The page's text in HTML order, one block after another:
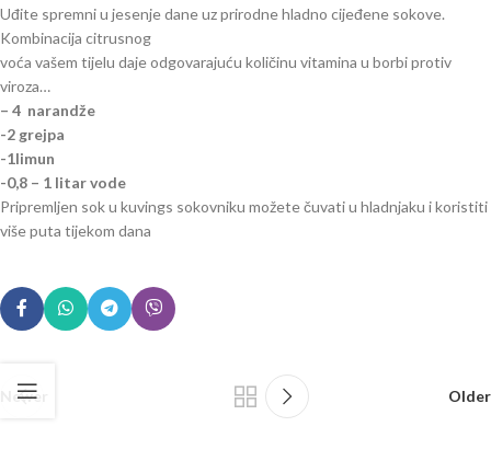
Uđite spremni u jesenje dane uz prirodne hladno cijeđene sokove.
Kombinacija citrusnog
voća vašem tijelu daje odgovarajuću količinu vitamina u borbi protiv
viroza…
– 4 narandže
-2 grejpa
-1limun
-0,8 – 1 litar vode
Pripremljen sok u kuvings sokovniku možete čuvati u hladnjaku i koristiti
više puta tijekom dana
Newer Older